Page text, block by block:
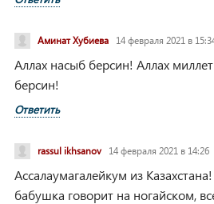
Аминат Хубиева 14 февраля 2021 в
Аллах насыб берсин! Аллах
берсин!
Ответить
rassul ikhsanov 14 февраля 2021 в 14:26
Ассалаумагалейкум из Казахстана!
бабушка говорит на ногайском,